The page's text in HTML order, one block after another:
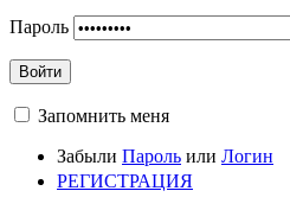
Пароль
Войти
Запомнить меня
Забыли Пароль или Логин
РЕГИСТРАЦИЯ